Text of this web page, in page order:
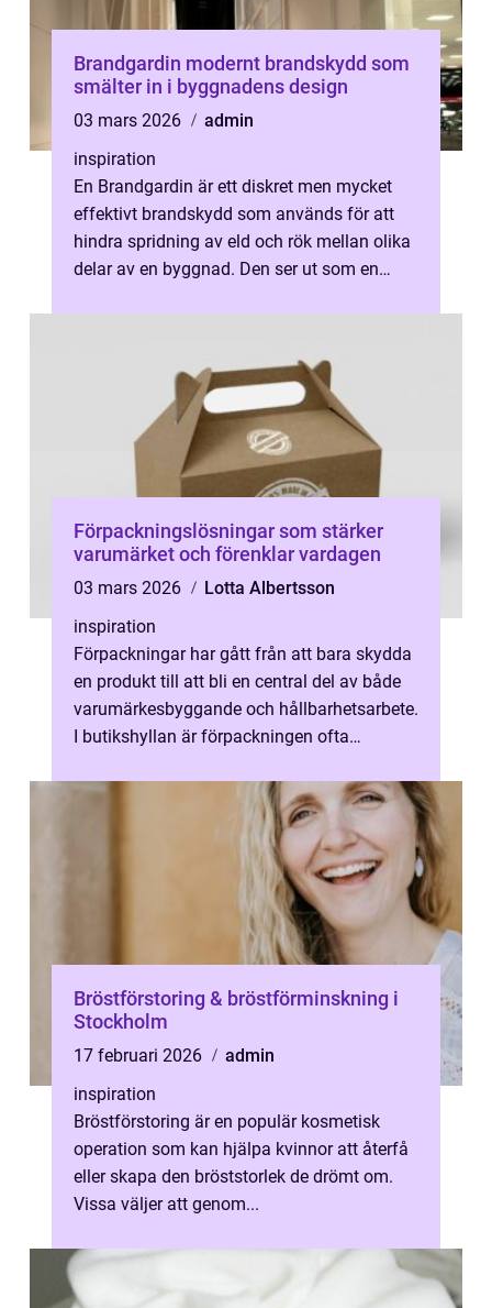
Brandgardin modernt brandskydd som
smälter in i byggnadens design
03 mars 2026
admin
inspiration
En Brandgardin är ett diskret men mycket
effektivt brandskydd som används för att
hindra spridning av eld och rök mellan olika
delar av en byggnad. Den ser ut som en
Förpackningslösningar som stärker
varumärket och förenklar vardagen
03 mars 2026
Lotta Albertsson
inspiration
Förpackningar har gått från att bara skydda
en produkt till att bli en central del av både
varumärkesbyggande och hållbarhetsarbete.
I butikshyllan är förpackningen ofta
Bröstförstoring & bröstförminskning i
Stockholm
17 februari 2026
admin
inspiration
Bröstförstoring är en populär kosmetisk
operation som kan hjälpa kvinnor att återfå
eller skapa den bröststorlek de drömt om.
Vissa väljer att genom...